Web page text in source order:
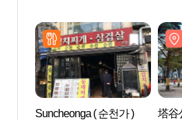
Suncheonga ( 순천가 ) 塔谷